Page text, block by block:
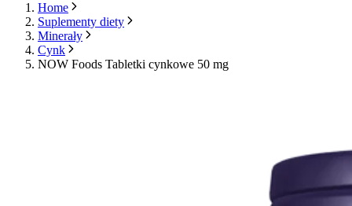
Home
Suplementy diety
Minerały
Cynk
NOW Foods Tabletki cynkowe 50 mg